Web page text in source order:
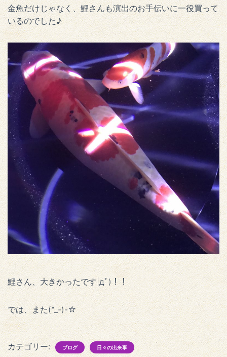
金魚だけじゃなく、鯉さんも演出のお手伝いに一役買って
いるのでした♪
鯉さん、大きかったです|дﾟ)！！
では、また(^_-)-☆
カテゴリー: ブログ 日々の出来事